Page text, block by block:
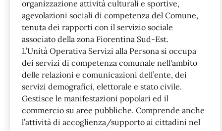
organizzazione attività culturali e sportive,
agevolazioni sociali di competenza del Comune,
tenuta dei rapporti con il servizio sociale
associato della zona Fiorentina Sud-Est.
L’Unità Operativa Servizi alla Persona si occupa
dei servizi di competenza comunale nell'ambito
delle relazioni e comunicazioni dell’ente, dei
servizi demografici, elettorale e stato civile.
Gestisce le manifestazioni popolari ed il
commercio su aree pubbliche. Comprende anche
l’attività di accoglienza/supporto ai cittadini nel